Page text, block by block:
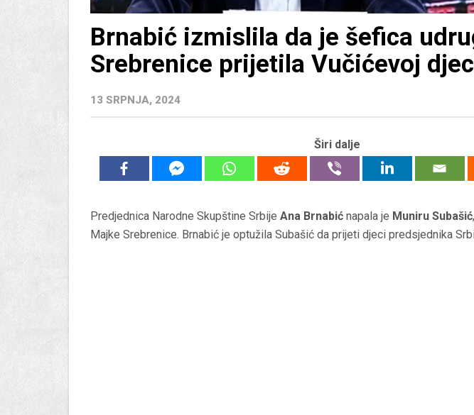
Brnabić izmislila da je šefica
Srebrenice prijetila Vučićevoj
13 SRPNJA, 2024
Širi dalje
Predjednica Narodne Skupštine Srbije Ana Brnabić napala je Muniru Subašić
Majke Srebrenice. Brnabić je optužila Subašić da prijeti djeci predsjednika